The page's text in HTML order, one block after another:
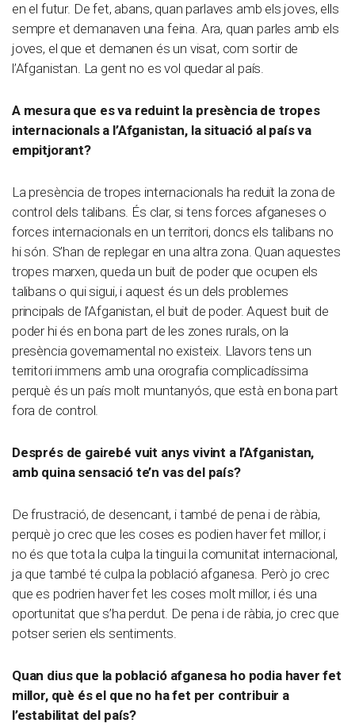
en el futur. De fet, abans, quan parlaves amb els joves, ells
sempre et demanaven una feina. Ara, quan parles amb els
joves, el que et demanen és un visat, com sortir de
l’Afganistan. La gent no es vol quedar al país.
A mesura que es va reduint la presència de tropes
internacionals a l’Afganistan, la situació al país va
empitjorant?
La presència de tropes internacionals ha reduït la zona de
control dels talibans. És clar, si tens forces afganeses o
forces internacionals en un territori, doncs els talibans no
hi són. S’han de replegar en una altra zona. Quan aquestes
tropes marxen, queda un buit de poder que ocupen els
talibans o qui sigui, i aquest és un dels problemes
principals de l’Afganistan, el buit de poder. Aquest buit de
poder hi és en bona part de les zones rurals, on la
presència governamental no existeix. Llavors tens un
territori immens amb una orografia complicadíssima
perquè és un país molt muntanyós, que està en bona part
fora de control.
Després de gairebé vuit anys vivint a l’Afganistan,
amb quina sensació te’n vas del país?
De frustració, de desencant, i també de pena i de ràbia,
perquè jo crec que les coses es podien haver fet millor, i
no és que tota la culpa la tingui la comunitat internacional,
ja que també té culpa la població afganesa. Però jo crec
que es podrien haver fet les coses molt millor, i és una
oportunitat que s’ha perdut. De pena i de ràbia, jo crec que
potser serien els sentiments.
Quan dius que la població afganesa ho podia haver fet
millor, què és el que no ha fet per contribuir a
l’estabilitat del país?